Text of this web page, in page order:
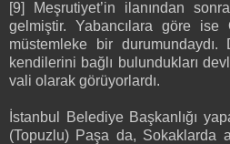
[9] Meşrutiyet’in ilanından
gelmiştir. Yabancılara göre ise
müstemleke bir
kendilerini bağlı bulundukları
vali olarak görüyorlardı.
İstanbul Belediye Başkanlığı
(Topuzlu) Paşa da, Sokaklarda